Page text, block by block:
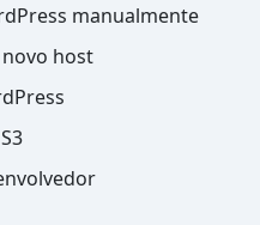
manualmente
host